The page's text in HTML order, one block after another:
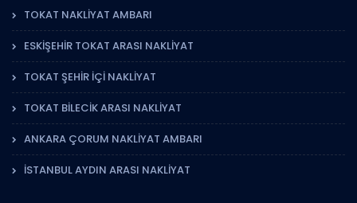
TOKAT NAKLIYAT AMBARI
ESKIŞEHIR TOKAT ARASI NAKLIYAT
TOKAT ŞEHIR İÇI NAKLIYAT
TOKAT BILECIK ARASI NAKLIYAT
ANKARA ÇORUM NAKLIYAT AMBARI
İSTANBUL AYDIN ARASI NAKLIYAT